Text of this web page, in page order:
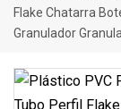
Flake Chatarra
Granulador